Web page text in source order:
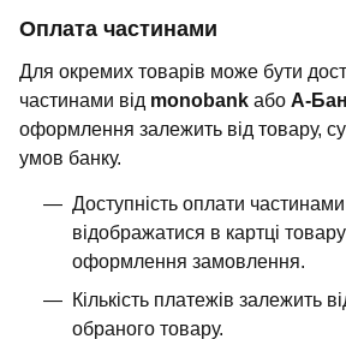
Оплата частинами
Для окремих товарів може бути
частинами від monobank або А-
оформлення залежить від товару,
умов банку.
Доступність оплати
відображатися в картці
оформлення замовлення.
Кількість платежів залежить
обраного товару.